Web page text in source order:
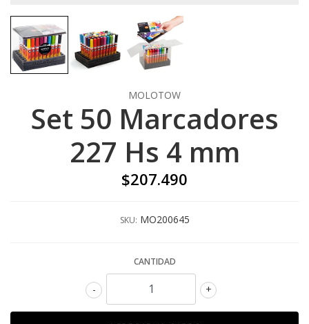
MOLOTOW
Set 50 Marcadores
227 Hs 4 mm
$207.490
SKU: MO200645
CANTIDAD
+
-